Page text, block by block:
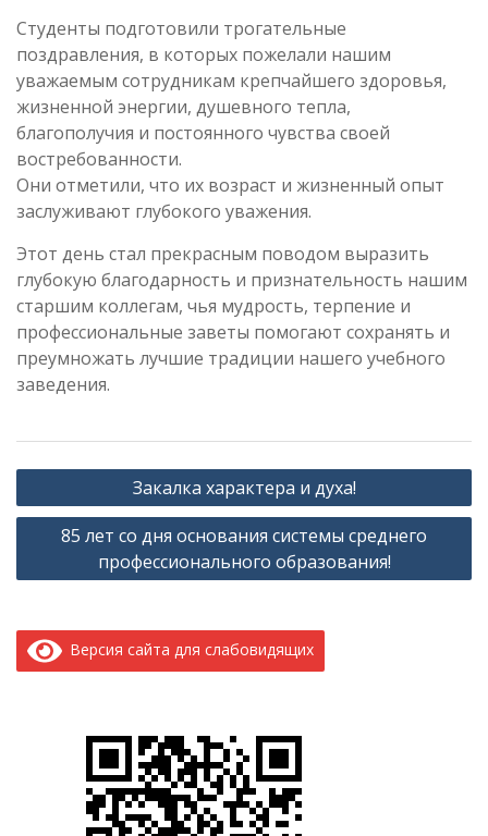
Студенты подготовили трогательные
поздравления, в которых пожелали нашим
уважаемым сотрудникам крепчайшего здоровья,
жизненной энергии, душевного тепла,
благополучия и постоянного чувства своей
востребованности.
Они отметили, что их возраст и жизненный опыт
заслуживают глубокого уважения.
Этот день стал прекрасным поводом выразить
глубокую благодарность и признательность нашим
старшим коллегам, чья мудрость, терпение и
профессиональные заветы помогают сохранять и
преумножать лучшие традиции нашего учебного
заведения.
Навигация
по
записям
Закалка характера и духа!
85 лет со дня основания системы среднего
профессионального образования!
Версия сайта для слабовидящих